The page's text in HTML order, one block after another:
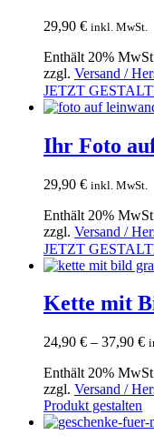
29,90 € inkl. MwSt.
Enthält 20%
zzgl. Versand /
JETZT
Ihr Foto
29,90 € inkl. MwSt.
Enthält 20%
zzgl. Versand /
JETZT
Kette mit
24,90 € – 37,90 €
Enthält 20%
zzgl. Versand /
Produkt gestalten